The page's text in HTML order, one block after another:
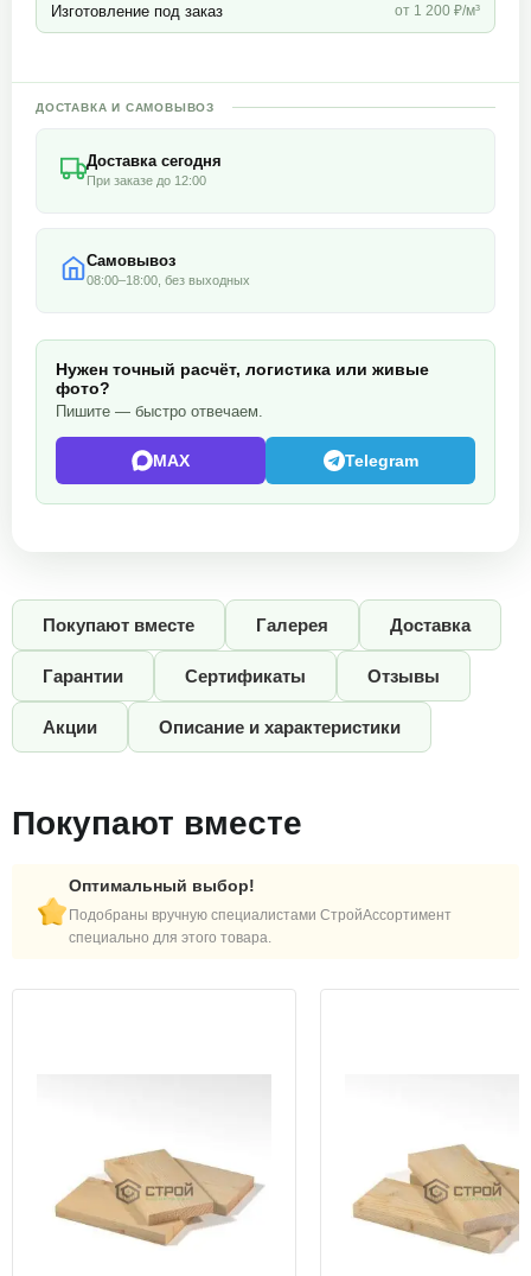
Изготовление под заказ от 1 200 ₽/м³
ДОСТАВКА И САМОВЫВОЗ
Доставка сегодня
При заказе до 12:00
Самовывоз
08:00–18:00, без выходных
Нужен точный расчёт, логистика или живые
фото?
Пишите — быстро отвечаем.
MAX Telegram
Покупают вместе Галерея Доставка
Гарантии Сертификаты Отзывы
Акции Описание и характеристики
Покупают вместе
Оптимальный выбор!
Подобраны вручную специалистами СтройАссортимент
специально для этого товара.